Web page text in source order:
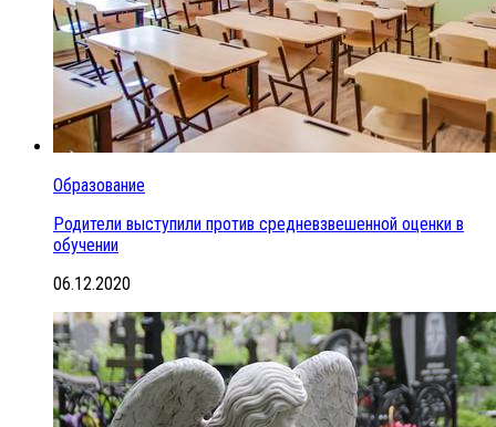
Образование
Родители выступили против средневзвешенной оценки в
обучении
06.12.2020